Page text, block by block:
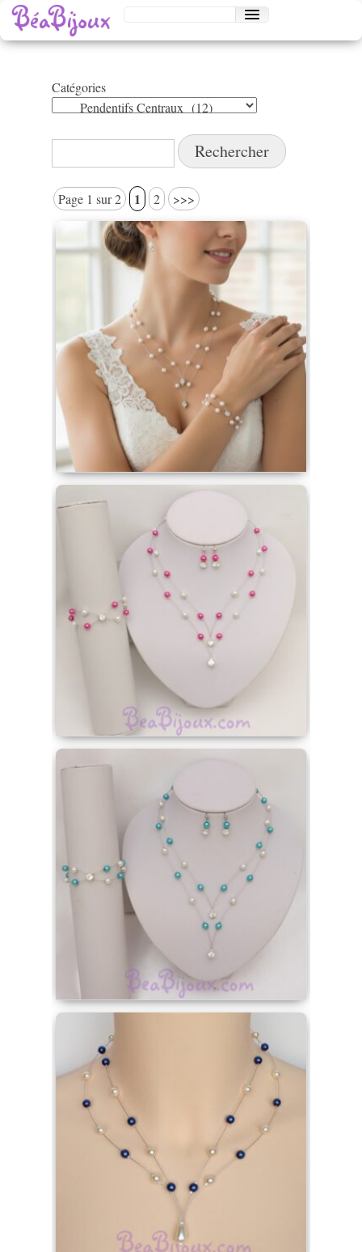
Catégories
Catégories
Rechercher :
Page 1 sur 2 1 2 >>>